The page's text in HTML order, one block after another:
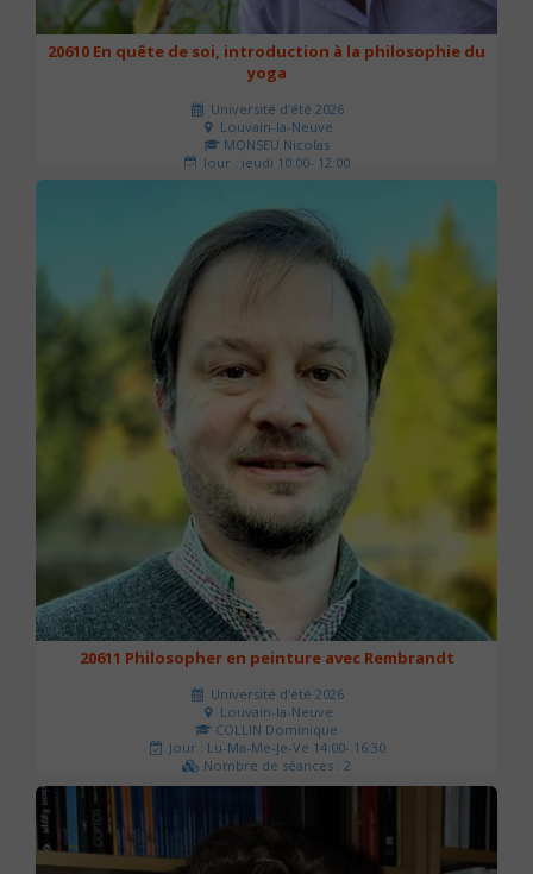
20610 En quête de soi, introduction à la philosophie du
yoga
Université d'été 2026
Louvain-la-Neuve
MONSEU Nicolas
Jour : jeudi 10:00- 12:00
Nombre de séances : 1
20611 Philosopher en peinture avec Rembrandt
Université d'été 2026
Louvain-la-Neuve
COLLIN Dominique
Jour : Lu-Ma-Me-Je-Ve 14:00- 16:30
Nombre de séances : 2
51 €